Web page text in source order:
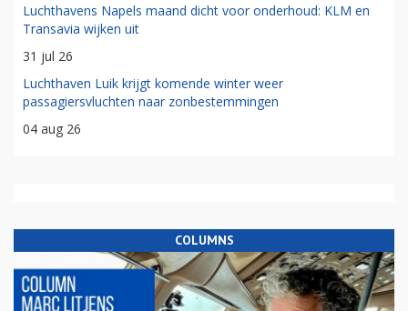
Luchthavens Napels maand dicht voor onderhoud: KLM en
Transavia wijken uit
31 jul 26
Luchthaven Luik krijgt komende winter weer
passagiersvluchten naar zonbestemmingen
04 aug 26
COLUMNS